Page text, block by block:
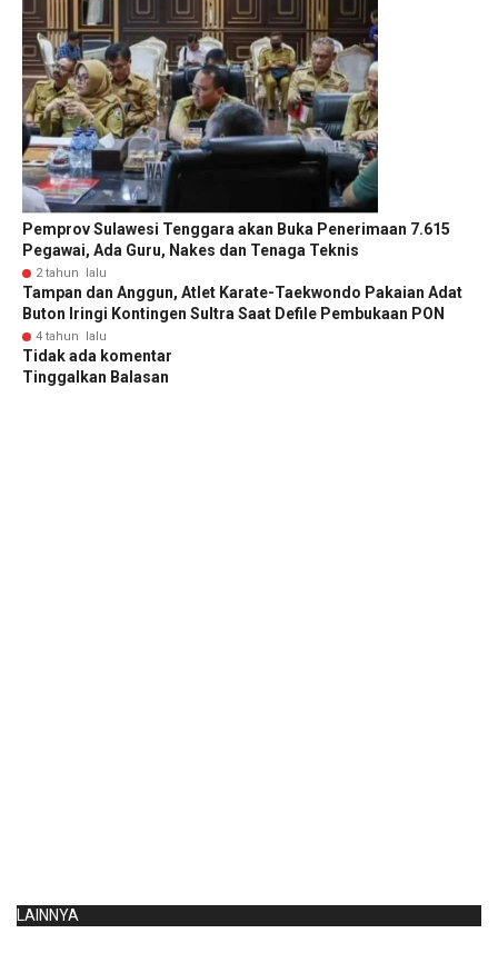
Pemprov Sulawesi Tenggara akan Buka Penerimaan 7.615
Pegawai, Ada Guru, Nakes dan Tenaga Teknis
2 tahun lalu
Tampan dan Anggun, Atlet Karate-Taekwondo Pakaian Adat
Buton Iringi Kontingen Sultra Saat Defile Pembukaan PON
4 tahun lalu
Tidak ada komentar
Tinggalkan Balasan
LAINNYA